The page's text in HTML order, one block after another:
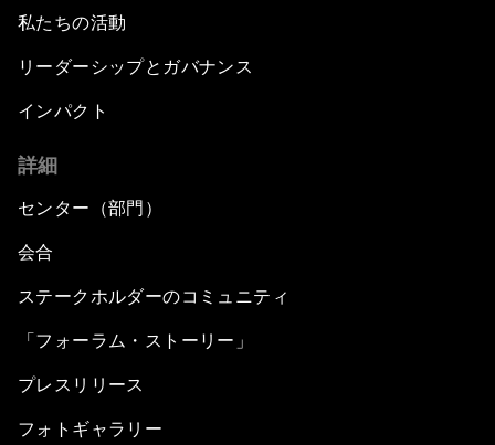
私たちの活動
リーダーシップとガバナンス
インパクト
詳細
センター（部門）
会合
ステークホルダーのコミュニティ
「フォーラム・ストーリー」
プレスリリース
フォトギャラリー